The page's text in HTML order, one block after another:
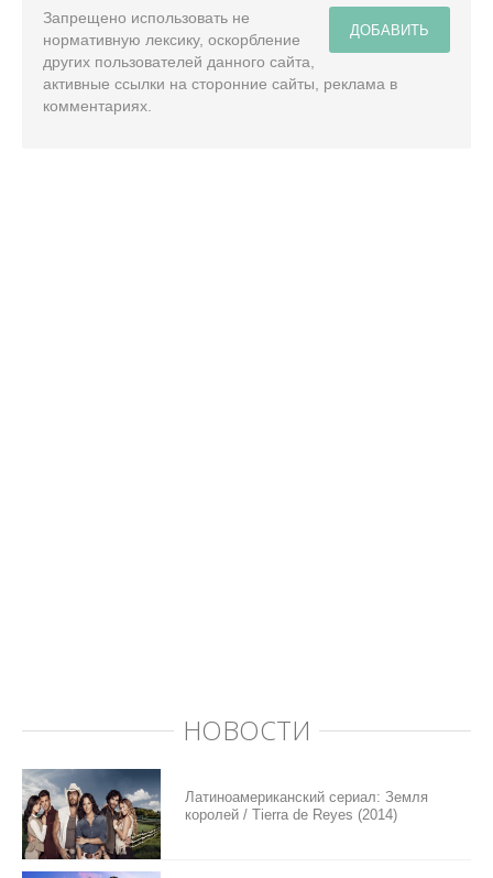
ДОБАВИТЬ
Запрещено использовать не
нормативную лексику, оскорбление
других пользователей данного сайта,
активные ссылки на сторонние сайты, реклама в
комментариях.
НОВОСТИ
Латиноамериканский сериал: Земля
королей / Tierra de Reyes (2014)